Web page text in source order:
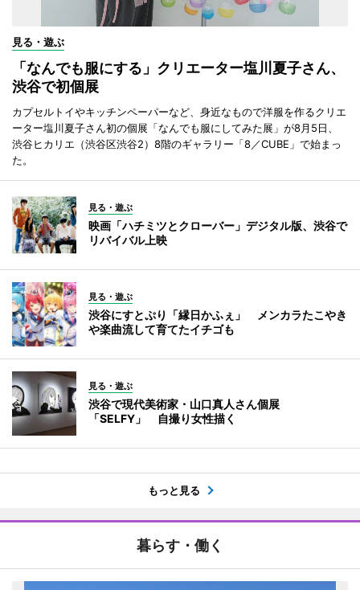
見る・遊ぶ
「なんでも服にする」クリエーター塩川夏子さん、
渋谷で初個展
カプセルトイやキッチンペーパーなど、身近なもので洋服を作るクリエ
ーター塩川夏子さん初の個展「なんでも服にしてみた展」が8月5日、
渋谷ヒカリエ（渋谷区渋谷2）8階のギャラリー「8／CUBE」で始まっ
た。
見る・遊ぶ
映画「ハチミツとクローバー」デジタル版、渋谷で
リバイバル上映
見る・遊ぶ
渋谷にすとぷり「縁日かふぇ」 メンカラたこやき
や楽曲流して育てたイチゴも
見る・遊ぶ
渋谷で現代美術家・山口真人さん個展
「SELFY」 自撮り女性描く
もっと見る
暮らす・働く